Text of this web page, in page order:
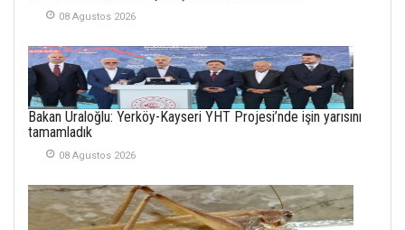
İlgi Alanlarımız ve Biz
02 Ekim 2025
SABAHATTİN
SÜRMEN
01 Mayis 2026
08 Agustos 2026
Bakan Uraloğlu: Yerköy-Kayseri YHT Projesi’nde işin yarısını
tamamladık
08 Agustos 2026